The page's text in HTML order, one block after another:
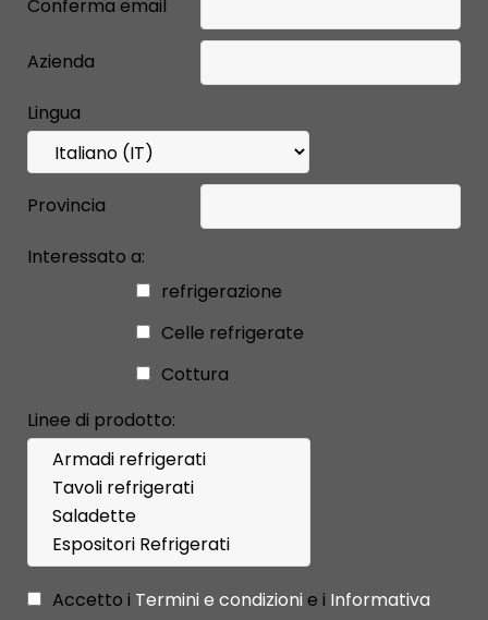
Conferma email
Azienda
Lingua
Provincia
Interessato a:
refrigerazione
Celle refrigerate
Cottura
Linee di prodotto:
Accetto i Termini e condizionie i Informativa